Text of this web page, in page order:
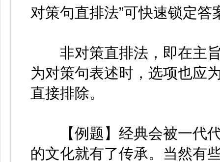
对策句直排法”可快速锁定答
非对策直排法，即在主旨
为对策句表述时，选项也应
直接排除。
【例题】经典会被一代代
的文化就有了传承。当然有